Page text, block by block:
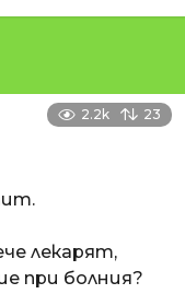
2.2k 23
лекарят,
при болния?